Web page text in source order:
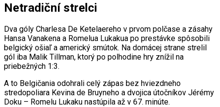
Netradiční strelci
Dva góly Charlesa De Ketelaereho v prvom polčase a zásahy
Hansa Vanakena a Romelua Lukakua po prestávke spôsobili
belgický ošiaľ a americký smútok. Na domácej strane strelil
gól iba Malik Tillman, ktorý po polhodine hry znížil na
priebežných 1:3.
A to Belgičania odohrali celý zápas bez hviezdneho
stredopoliara Kevina de Bruyneho a dvojica útočníkov Jérémy
Doku – Romelu Lukaku nastúpila až v 67. minúte.